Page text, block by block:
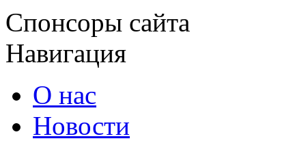
Спонсоры сайта
Навигация
О нас
Новости